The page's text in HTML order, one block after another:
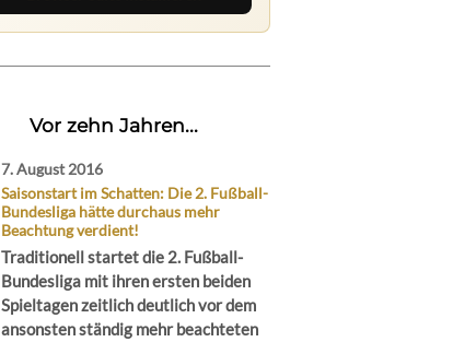
Vor zehn Jahren...
7. August 2016
Saisonstart im Schatten: Die 2. Fußball-
Bundesliga hätte durchaus mehr
Beachtung verdient!
Traditionell startet die 2. Fußball-
Bundesliga mit ihren ersten beiden
Spieltagen zeitlich deutlich vor dem
ansonsten ständig mehr beachteten